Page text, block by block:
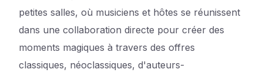
petites salles, où musiciens et hôtes se réunissent
dans une collaboration directe pour créer des
moments magiques à travers des offres
classiques, néoclassiques, d'auteurs-